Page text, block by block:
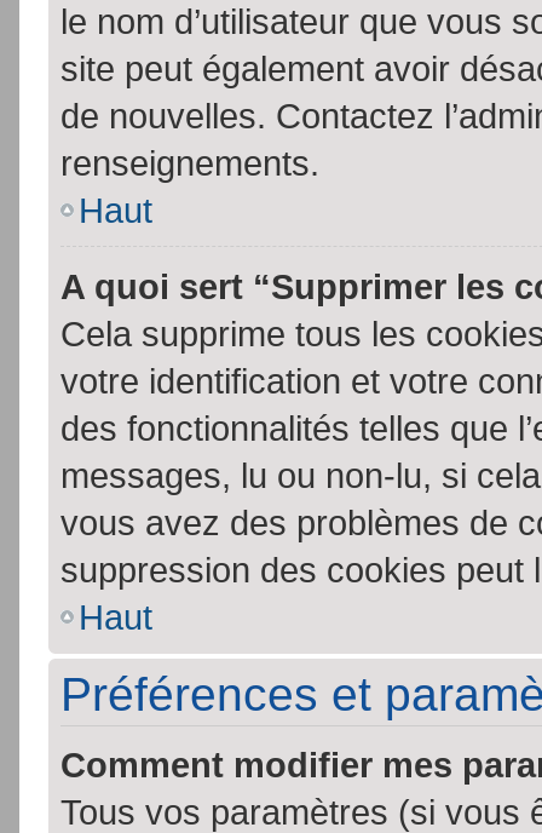
le nom d’utilisateur que vous
site peut également avoir
de nouvelles. Contactez
renseignements.
Haut
A quoi sert “Supprimer les
Cela supprime tous les
votre identification et votre
des fonctionnalités telles que
messages, lu ou non-lu, si
vous avez des problèmes de
suppression des cookies peut
Haut
Préférences et
Comment modifier mes
Tous vos paramètres (si vous